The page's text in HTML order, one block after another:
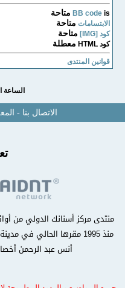
BB codeis متاحة
الابتسامات متاحة
كود [IMG] متاحة
كود HTML معطلة
قوانين المنتدى
الساعة
الاتصال بنا-
منتدى مركز أسنانك الدولي من
منذ 1995 مقرها الحالي في
أنس عبد الرحمن